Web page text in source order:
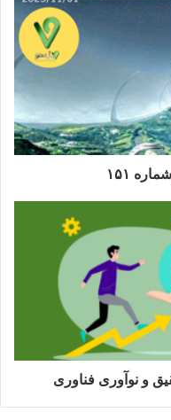
و مسبب جنبش فمنیست
اجتماعی بند انگشت،
بزرگ)
این شغل هم بر اساس
مشاغلی که جذابیت
ارائه میکردند.
۱۵۱
و نوآوری فناوری